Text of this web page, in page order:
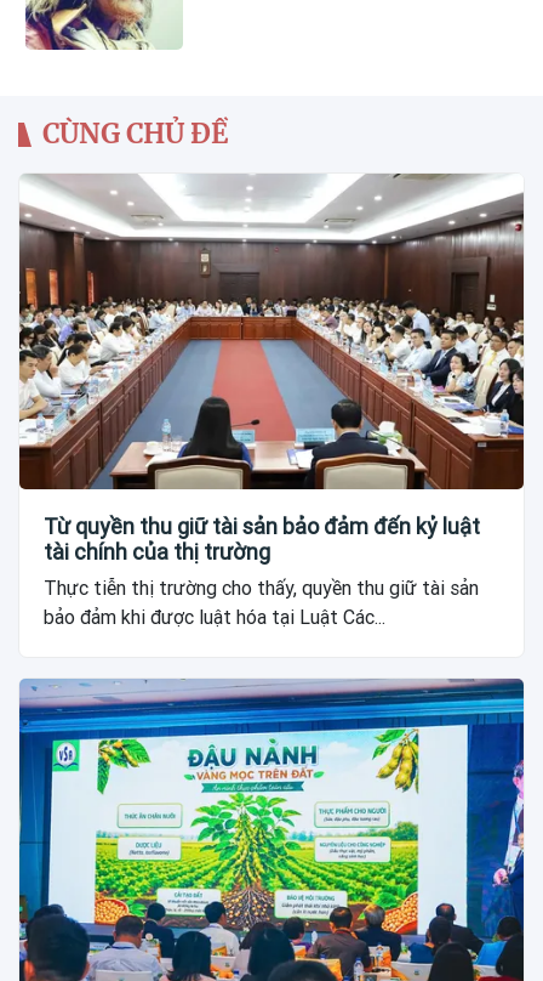
CÙNG CHỦ ĐỀ
Từ quyền thu giữ tài sản bảo đảm đến kỷ luật
tài chính của thị trường
Thực tiễn thị trường cho thấy, quyền thu giữ tài sản
bảo đảm khi được luật hóa tại Luật Các...